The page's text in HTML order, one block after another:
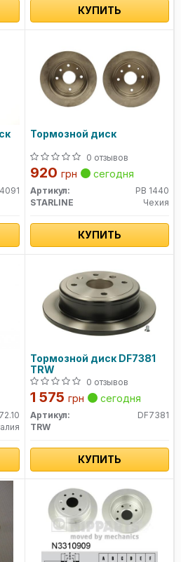
КУПИТЬ
Тормозной диск
0 отзывов
920 грн сегодня
Артикул:
PB 1440
STARLINE
Чехия
КУПИТЬ
Тормозной диск DF7381
TRW
0 отзывов
1 575 грн сегодня
Артикул:
DF7381
TRW
КУПИТЬ